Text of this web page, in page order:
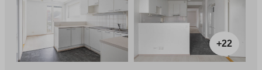
+22